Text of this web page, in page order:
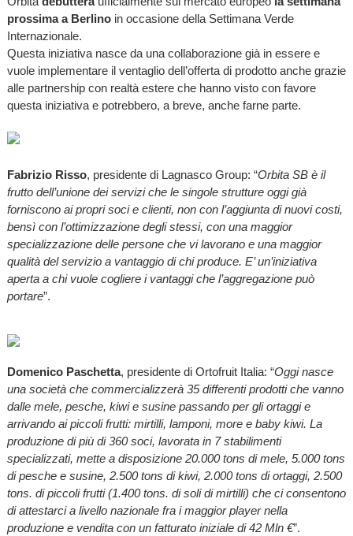
prossima a Berlinoin occasione della Settimana Verde
Internazionale.
Questa iniziativa nasce da una collaborazione già in essere e
vuole implementare il ventaglio dell’offerta di prodotto anche grazie
alle partnership con realtà estere che hanno visto con favore
questa iniziativa e potrebbero, a breve, anche farne parte.
Fabrizio Risso, presidente di Lagnasco Group: “Orbita SB è il
frutto dell’unione dei servizi che le singole strutture oggi già
forniscono ai propri soci e clienti, non con l’aggiunta di nuovi costi,
bensì con l’ottimizzazione degli stessi, con una maggior
specializzazione delle persone che vi lavorano e una maggior
qualità del servizio a vantaggio di chi produce. E’ un’iniziativa
aperta a chi vuole cogliere i vantaggi che l’aggregazione può
portare”.
Domenico Paschetta, presidente di Ortofruit Italia: “Oggi nasce
una società che commercializzerà 35 differenti prodotti che vanno
dalle mele, pesche, kiwi e susine passando per gli ortaggi e
arrivando ai piccoli frutti: mirtilli, lamponi, more e baby kiwi. La
produzione di più di 360 soci, lavorata in 7 stabilimenti
specializzati, mette a disposizione 20.000 tons di mele, 5.000 tons
di pesche e susine, 2.500 tons di kiwi, 2.000 tons di ortaggi, 2.500
tons. di piccoli frutti (1.400 tons. di soli di mirtilli) che ci consentono
di attestarci a livello nazionale fra i maggior player nella
produzione e vendita con un fatturato iniziale di 42 Mln €”.